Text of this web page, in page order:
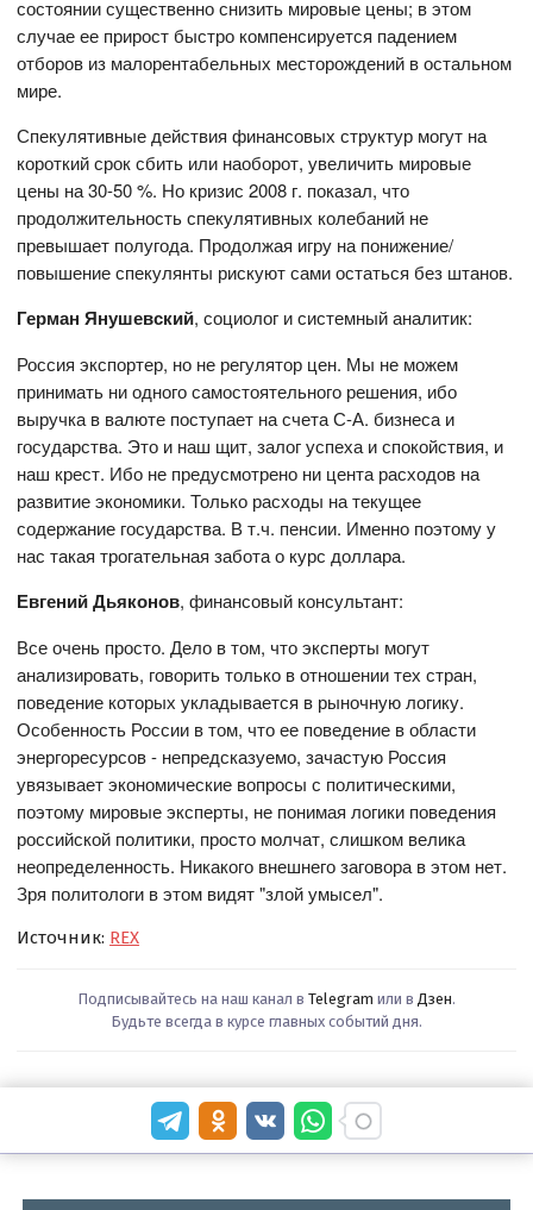
состоянии существенно снизить мировые цены; в этом
случае ее прирост быстро компенсируется падением
отборов из малорентабельных месторождений в остальном
мире.
Спекулятивные действия финансовых структур могут на
короткий срок сбить или наоборот, увеличить мировые
цены на 30-50 %. Но кризис 2008 г. показал, что
продолжительность спекулятивных колебаний не
превышает полугода. Продолжая игру на понижение/
повышение спекулянты рискуют сами остаться без штанов.
Герман Янушевский, социолог и системный аналитик:
Россия экспортер, но не регулятор цен. Мы не можем
принимать ни одного самостоятельного решения, ибо
выручка в валюте поступает на счета С-А. бизнеса и
государства. Это и наш щит, залог успеха и спокойствия, и
наш крест. Ибо не предусмотрено ни цента расходов на
развитие экономики. Только расходы на текущее
содержание государства. В т.ч. пенсии. Именно поэтому у
нас такая трогательная забота о курс доллара.
Евгений Дьяконов, финансовый консультант:
Все очень просто. Дело в том, что эксперты могут
анализировать, говорить только в отношении тех стран,
поведение которых укладывается в рыночную логику.
Особенность России в том, что ее поведение в области
энергоресурсов - непредсказуемо, зачастую Россия
увязывает экономические вопросы с политическими,
поэтому мировые эксперты, не понимая логики поведения
российской политики, просто молчат, слишком велика
неопределенность. Никакого внешнего заговора в этом нет.
Зря политологи в этом видят "злой умысел".
Источник: REX
Подписывайтесь на наш канал в Telegram или в Дзен.
Будьте всегда в курсе главных событий дня.